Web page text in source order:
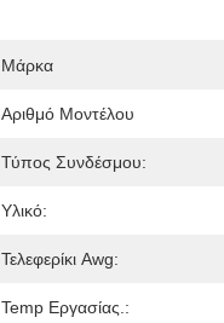
Μάρκα
Αριθμό Μοντέλου
Τύπος Συνδέσμου:
Υλικό:
Τελεφερίκι Awg:
Temp Εργασίας.: